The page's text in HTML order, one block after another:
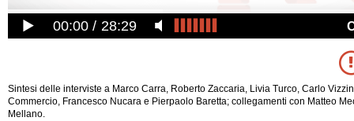
00:00 28:29
Sintesi delle interviste a Marco Carra, Roberto Zaccaria, Livia Turco, Carlo
Commercio, Francesco Nucara e Pierpaolo Baretta; collegamenti con Matteo
Mellano.